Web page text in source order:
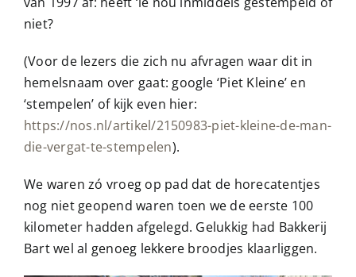
niet?
(Voor de lezers die zich nu afvragen waar dit in
hemelsnaam over gaat: google ‘Piet Kleine’ en
‘stempelen’ of kijk even hier:
https://nos.nl/artikel/2150983-piet-kleine-de-man-
die-vergat-te-stempelen).
We waren zó vroeg op pad dat de horecatentjes
nog niet geopend waren toen we de eerste 100
kilometer hadden afgelegd. Gelukkig had Bakkerij
Bart wel al genoeg lekkere broodjes klaarliggen.